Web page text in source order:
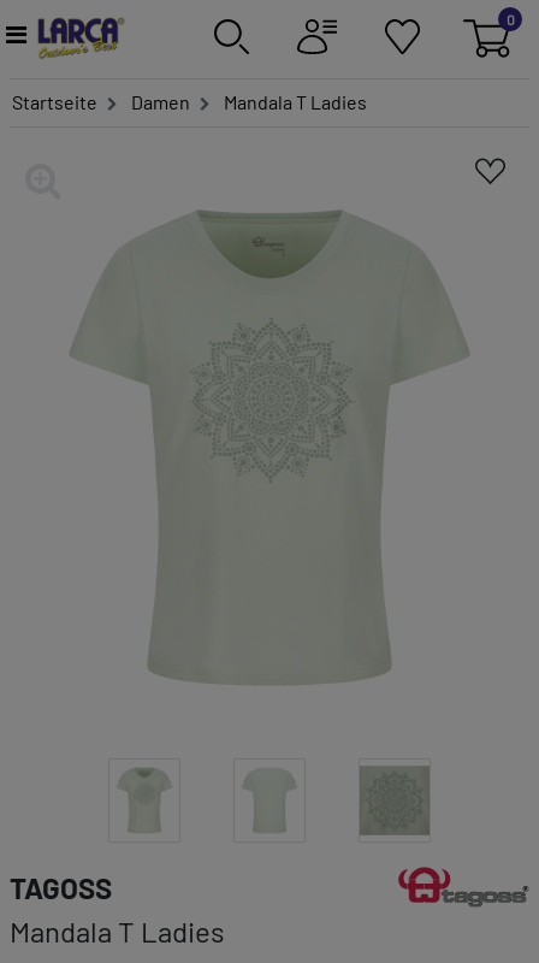
0
Startseite Damen Mandala T Ladies
TAGOSS
Mandala T Ladies
Link zur